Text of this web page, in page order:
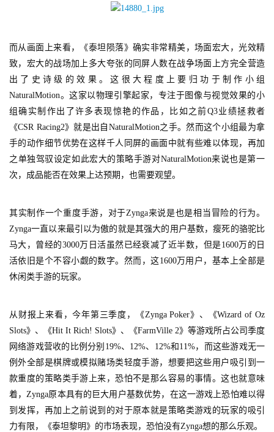
休
闲
游
戏
2
0
2
5
三
届
金
茶
奖
7
月
3
0
日
而从画面上来看，《泰坦陨落》确实非常精美，场面宏大，光效精
致，宏大的战场加上多大夸张的同屏人数在战争场面上方完全营造
出了史诗级的效果。这很大程度上要归功于制作小组
NaturalMotion。这家以物理引擎起家，专注于图像与视觉效果的小
组确实制作出了许多表现惊艳的作品，比如之前Q3业绩拯救者
《CSR Racing2》就是出自NaturalMotion之手。然而这个小组最为拿
手的动作细节优势在这样千人同屏的画面中就有些难以体现，再加
之单独驾驭设定如此宏大的策略手游对NaturalMotion来说也是第一
次，成品能否在效果上达预期，也需要观望。
其实制作一个重度手游，对于Zynga来说是也是相当冒险的行为。
Zynga一直以来最引以为傲的就是其强大的用户基数，瘦死的骆驼比
马大，曾经的3000万日活虽然已经衰减了近半数，但是1600万的日
活依旧是个不容小觑的数字。然而，这1600万用户，基本上全部是
休闲类手游的玩家。
从财报上来看，今年第三季度，《Zynga Poker》、《Wizard of Oz
Slots》、《Hit It Rich! Slots》、《FarmVille 2》等游戏所占公司季度
网络游戏营收的比例分别19%、12%、12%和11%，而这些游戏无一
例外全部是棋牌或模拟赌场类轻度手游，想要把这些用户吸引到一
款重度的策略类手游上来，恐怕不是那么容易的事情。这也就意味
着，Zynga原本具有的巨大用户基数优势，在这一游戏上恐怕难以得
到发挥，再加上之前说到的对于原本就是策略类游戏的玩家的吸引
力有限，《泰坦黎明》的市场表现，恐怕没有Zynga想的那么乐观。